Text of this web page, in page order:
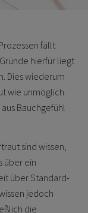
fällt
hierfür liegt
Dies wiederum
wie unmöglich.
Bauchgefühl
sind wissen,
über ein
über Standard-
jedoch
die